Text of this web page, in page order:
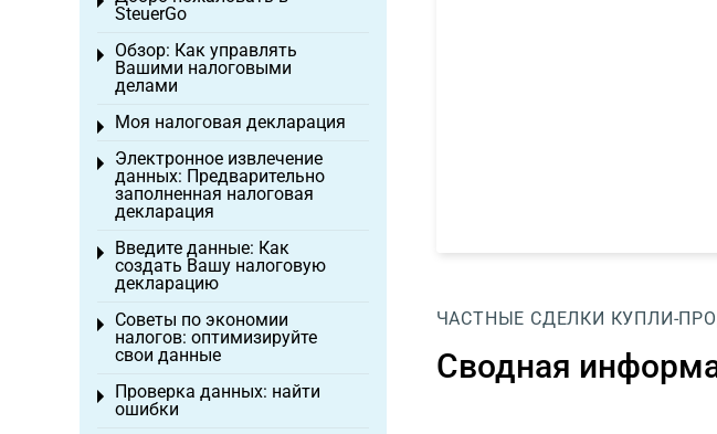
ЧАСТНЫЕ СДЕЛКИ КУПЛИ-
Сводная
SteuerGo
Обзор: Как управлять
Вашими налоговыми
делами
Toggle menu
Моя налоговая декларация
Toggle menu
Электронное извлечение
данных: Предварительно
заполненная налоговая
декларация
Toggle menu
Введите данные: Как
создать Вашу налоговую
декларацию
Toggle menu
Советы по экономии
налогов: оптимизируйте
свои данные
Toggle menu
Проверка данных: найти
ошибки
Toggle menu